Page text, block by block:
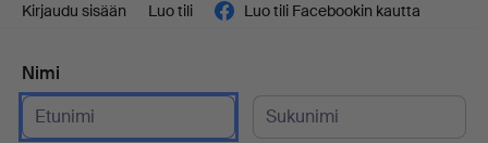
Kirjaudu sisään Luo tili Luo tili Facebookin kautta
Nimi